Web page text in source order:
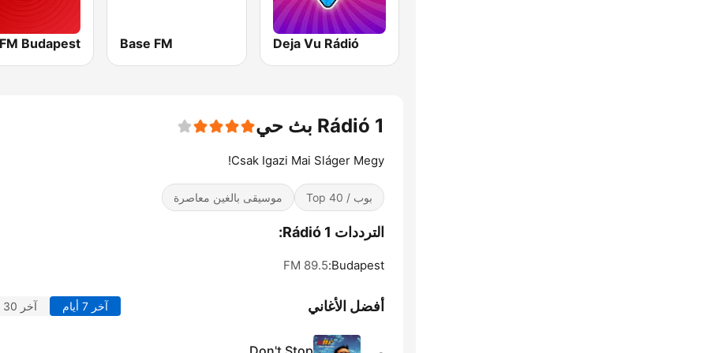
Deja Vu Rádió
Base FM
Budapest
Rádió 1 بث حي
Csak Igazi Mai Sláger Megy!
بوب / Top 40 موسيقى بالغين معاصرة
الترددات Rádió 1:
Budapest:
89.5 FM
أفضل الأغاني آخر 7 أيام آخر 30 يوماً